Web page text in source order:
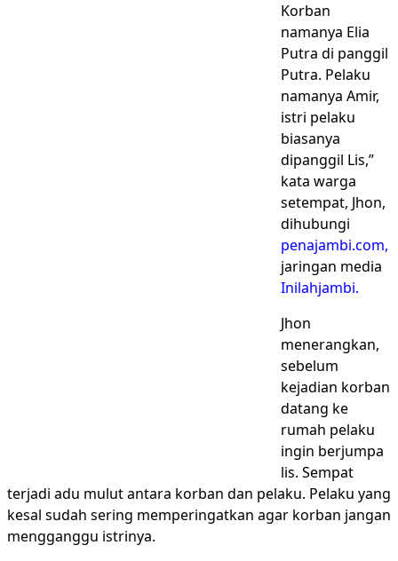
Korban
namanya Elia
Putra di panggil
Putra. Pelaku
namanya Amir,
istri pelaku
biasanya
dipanggil Lis,”
kata warga
setempat, Jhon,
dihubungi
penajambi.com,
jaringan media
Inilahjambi.
Jhon
menerangkan,
sebelum
kejadian korban
datang ke
rumah pelaku
ingin berjumpa
lis. Sempat
terjadi adu mulut antara korban dan pelaku. Pelaku yang
kesal sudah sering memperingatkan agar korban jangan
mengganggu istrinya.